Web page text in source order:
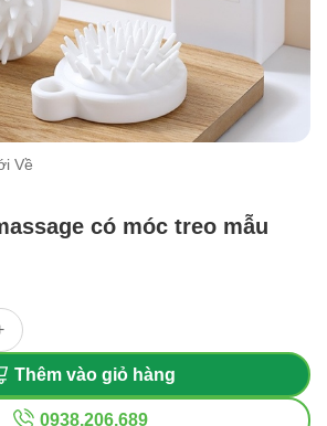
Về
có móc treo mẫu
có móc treo mẫu mới số lượng
Thêm vào giỏ hàng
0938.206.689